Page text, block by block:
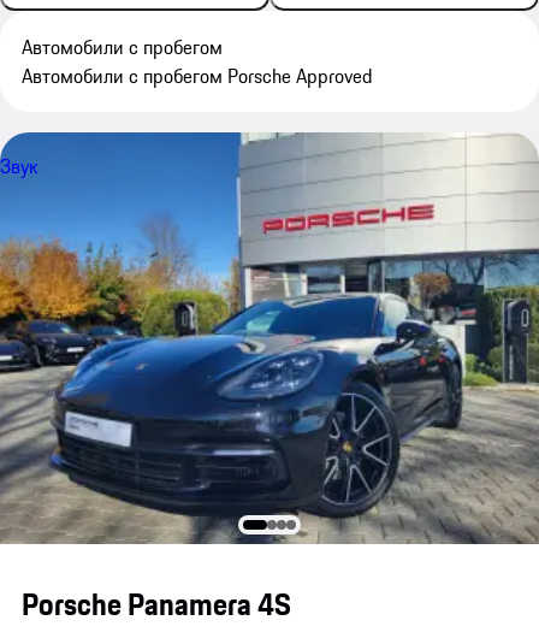
Автомобили с пробегом
Автомобили с пробегом Porsche Approved
Звук
Porsche Panamera 4S